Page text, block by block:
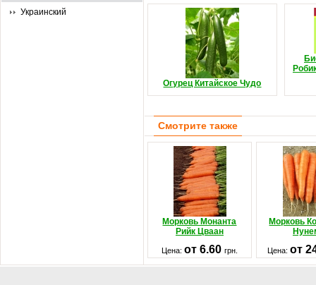
Украинский
Огурец Китайское Чудо
Смотрите также
Морковь Монанта
Рийк Цваан
Морковь
Цена: от 6.60 грн. Цена:от